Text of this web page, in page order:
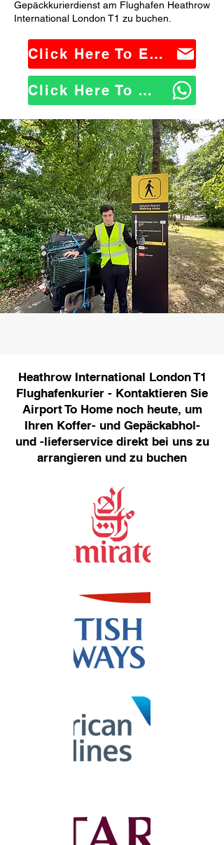
Gepäckkurierdienst am Flughafen Heathrow
International London T1 zu buchen.
Click Here To Email Us
Click Here To WhatsApp Us
Heathrow International London T1
Flughafenkurier - Kontaktieren Sie
Airport To Home noch heute, um
Ihren Koffer- und Gepäckabhol-
und -lieferservice direkt bei uns zu
arrangieren und zu buchen